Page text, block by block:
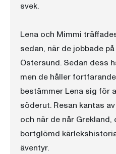
svek.
Lena och Mimmi
sedan, när de jobbade
Östersund. Sedan dess
men de håller
bestämmer Lena sig för
söderut. Resan kantas
och när de når
bortglömd
äventyr.